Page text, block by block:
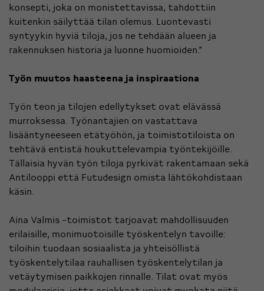
konsepti, joka on monistettavissa, tahdottiin
kuitenkin säilyttää tilan olemus. Luontevasti
syntyykin hyviä tiloja, jos ne tehdään alueen ja
rakennuksen historia ja luonne huomioiden.”
Työn muutos haasteena ja inspiraationa
Työn teon ja tilojen edellytykset ovat elävässä
murroksessa. Työnantajien on vastattava
lisääntyneeseen etätyöhön, ja toimistotiloista on
tehtävä entistä houkuttelevampia työntekijöille.
Tällaisia hyvän työn tiloja pyrkivät rakentamaan sekä
Antilooppi että Futudesign omista lähtökohdistaan
käsin.
Aina Valmis -toimistot tarjoavat mahdollisuuden
erilaisille, monimuotoisille työskentelyn tavoille:
tiloihin tuodaan sosiaalista ja yhteisöllistä
työskentelytilaa rauhallisen työskentelytilan ja
vetäytymisen paikkojen rinnalle. Tilat ovat myös